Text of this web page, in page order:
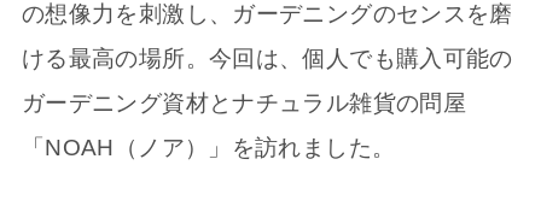
の想像力を刺激し、ガーデニングのセンスを磨
ける最高の場所。今回は、個人でも購入可能の
ガーデニング資材とナチュラル雑貨の問屋
「NOAH（ノア）」を訪れました。